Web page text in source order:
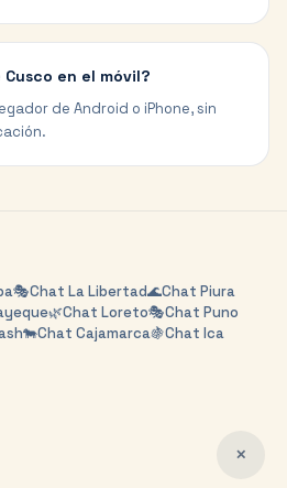
en el móvil?
de Android o iPhone, sin
🎭Chat La Libertad🌊Chat Piura
🌿Chat Loreto🎭Chat Puno
🐄Chat Cajamarca🍇Chat Ica
✕